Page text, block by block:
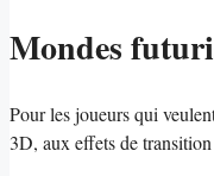
Mondes
Pour les joueurs qui
3D, aux effets de